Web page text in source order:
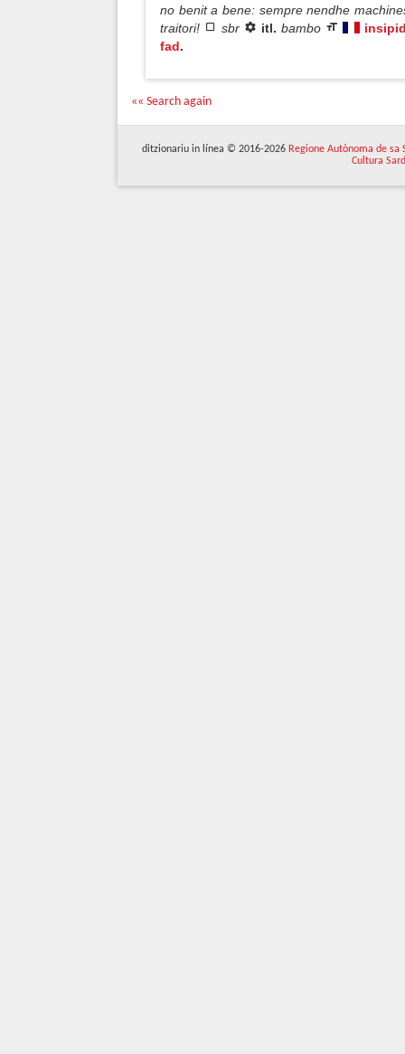
no benit a bene: sempre nendhe
traitori!
sbr itl. bambo
fad.
«« Search again
ditzionariu in línea © 2016-2026 Regione Autònoma de sa
Cultura